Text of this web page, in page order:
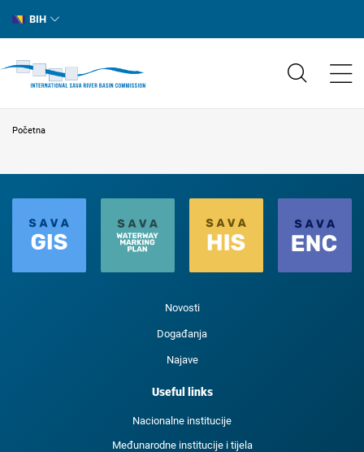
BIH
Početna
Novosti
Događanja
Najave
Useful links
Nacionalne institucije
Međunarodne institucije i tijela